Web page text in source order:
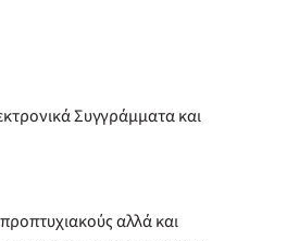
Συγγράμματα και
αλλά και